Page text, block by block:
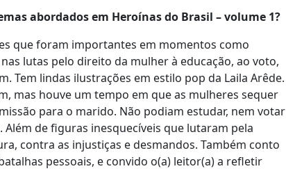
abordados em Heroínas do Brasil – volume 1?
que foram importantes em momentos como
lutas pelo direito da mulher à educação, ao voto,
Tem lindas ilustrações em estilo pop da Laila Arêde.
mas houve um tempo em que as mulheres sequer
para o marido. Não podiam estudar, nem votar
de figuras inesquecíveis que lutaram pela
contra as injustiças e desmandos. Também conto
pessoais, e convido o(a) leitor(a) a refletir